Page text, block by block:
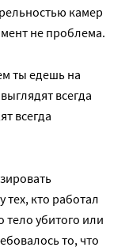
камер
не проблема.
ты едешь на
всегда
всегда
кто работал
тело убитого или
то, что